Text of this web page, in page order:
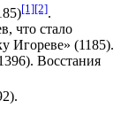
[1][2].
что стало
Игореве» (1185).
Восстания